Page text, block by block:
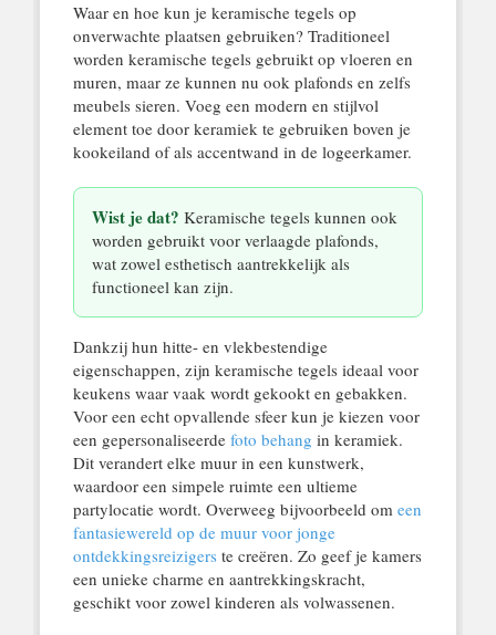
Waar en hoe kun je keramische tegels op
onverwachte plaatsen gebruiken? Traditioneel
worden keramische tegels gebruikt op vloeren en
muren, maar ze kunnen nu ook plafonds en zelfs
meubels sieren. Voeg een modern en stijlvol
element toe door keramiek te gebruiken boven je
kookeiland of als accentwand in de logeerkamer.
Wist je dat? Keramische tegels kunnen ook
worden gebruikt voor verlaagde plafonds,
wat zowel esthetisch aantrekkelijk als
functioneel kan zijn.
Dankzij hun hitte- en vlekbestendige
eigenschappen, zijn keramische tegels ideaal voor
keukens waar vaak wordt gekookt en gebakken.
Voor een echt opvallende sfeer kun je kiezen voor
een gepersonaliseerde foto behang in keramiek.
Dit verandert elke muur in een kunstwerk,
waardoor een simpele ruimte een ultieme
partylocatie wordt. Overweeg bijvoorbeeld om een
fantasiewereld op de muur voor jonge
ontdekkingsreizigers te creëren. Zo geef je kamers
een unieke charme en aantrekkingskracht,
geschikt voor zowel kinderen als volwassenen.